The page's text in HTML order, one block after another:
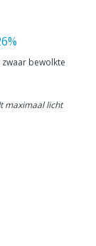
bewolkte
maximaal licht